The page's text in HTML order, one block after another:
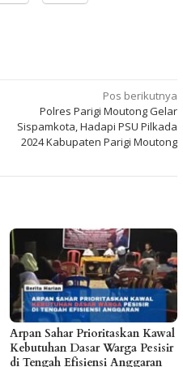
Pos berikutnya
Polres Parigi Moutong Gelar
Sispamkota, Hadapi PSU Pilkada
2024 Kabupaten Parigi Moutong
Arpan Sahar Prioritaskan Kawal
Kebutuhan Dasar Warga Pesisir
di Tengah Efisiensi Anggaran